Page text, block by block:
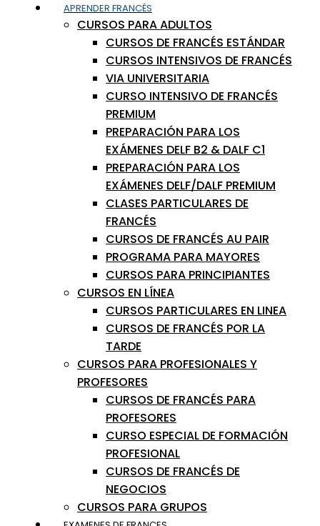
APRENDER FRANCÉS
CURSOS PARA ADULTOS
CURSOS DE FRANCÉS ESTÁNDAR
CURSOS INTENSIVOS DE FRANCÉS
VIA UNIVERSITARIA
CURSO INTENSIVO DE FRANCÉS
PREMIUM
PREPARACIÓN PARA LOS
EXÁMENES DELF B2 & DALF C1
PREPARACIÓN PARA LOS
EXÁMENES DELF/DALF PREMIUM
CLASES PARTICULARES DE
FRANCÉS
CURSOS DE FRANCÉS AU PAIR
PROGRAMA PARA MAYORES
CURSOS PARA PRINCIPIANTES
CURSOS EN LÍNEA
CURSOS PARTICULARES EN LINEA
CURSOS DE FRANCÉS POR LA
TARDE
CURSOS PARA PROFESIONALES Y
PROFESORES
CURSOS DE FRANCÉS PARA
PROFESORES
CURSO ESPECIAL DE FORMACIÓN
PROFESIONAL
CURSOS DE FRANCÉS DE
NEGOCIOS
CURSOS PARA GRUPOS